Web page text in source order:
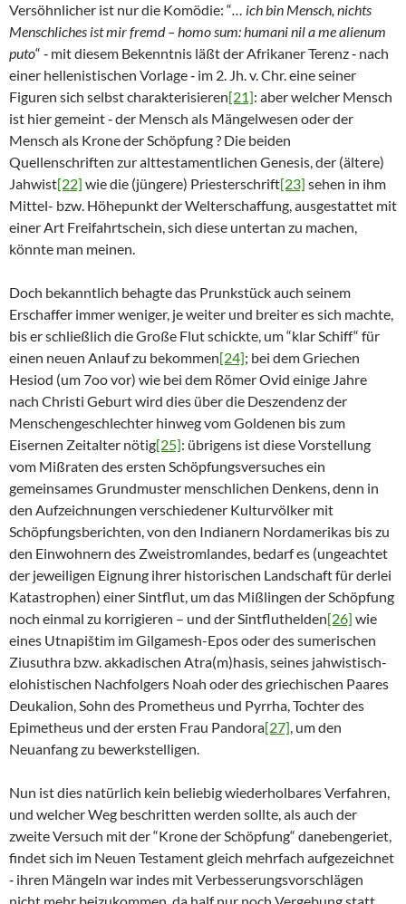
Versöhnlicher ist nur die Komödie: “… ich bin Mensch, nichts
Menschliches ist mir fremd – homo sum: humani nil a me alienum
puto“ ‑ mit diesem Bekenntnis läßt der Afrikaner Terenz ‑ nach
einer hellenistischen Vorlage ‑ im 2. Jh. v. Chr. eine seiner
Figuren sich selbst charakterisieren[21]: aber welcher Mensch
ist hier gemeint ‑ der Mensch als Mängelwesen oder der
Mensch als Krone der Schöpfung ? Die beiden
Quellenschriften zur alttestamentlichen Genesis, der (ältere)
Jahwist[22] wie die (jüngere) Priesterschrift[23] sehen in ihm
Mittel- bzw. Höhepunkt der Welterschaffung, ausgestattet mit
einer Art Freifahrtschein, sich diese untertan zu machen,
könnte man meinen.
Doch bekanntlich behagte das Prunkstück auch seinem
Erschaffer immer weniger, je weiter und breiter es sich machte,
bis er schließlich die Große Flut schickte, um “klar Schiff“ für
einen neuen Anlauf zu bekommen[24]; bei dem Griechen
Hesiod (um 7oo vor) wie bei dem Römer Ovid einige Jahre
nach Christi Geburt wird dies über die Deszendenz der
Menschengeschlechter hinweg vom Goldenen bis zum
Eisernen Zeitalter nötig[25]: übrigens ist diese Vorstellung
vom Mißraten des ersten Schöpfungsversuches ein
gemeinsames Grundmuster menschlichen Denkens, denn in
den Aufzeichnungen verschiedener Kulturvölker mit
Schöpfungsberichten, von den Indianern Nordamerikas bis zu
den Einwohnern des Zweistromlandes, bedarf es (ungeachtet
der jeweiligen Eignung ihrer historischen Landschaft für derlei
Katastrophen) einer Sintflut, um das Mißlingen der Schöpfung
noch einmal zu korrigieren – und der Sintfluthelden[26] wie
eines Utnapištim im Gilgamesh-Epos oder des sumerischen
Ziusuthra bzw. akkadischen Atra(m)hasis, seines jahwistisch-
elohistischen Nachfolgers Noah oder des griechischen Paares
Deukalion, Sohn des Prometheus und Pyrrha, Tochter des
Epimetheus und der ersten Frau Pandora[27], um den
Neuanfang zu bewerkstelligen.
Nun ist dies natürlich kein beliebig wiederholbares Verfahren,
und welcher Weg beschritten werden sollte, als auch der
zweite Versuch mit der “Krone der Schöpfung“ danebengeriet,
findet sich im Neuen Testament gleich mehrfach aufgezeichnet
‑ ihren Mängeln war indes mit Verbesserungsvorschlägen